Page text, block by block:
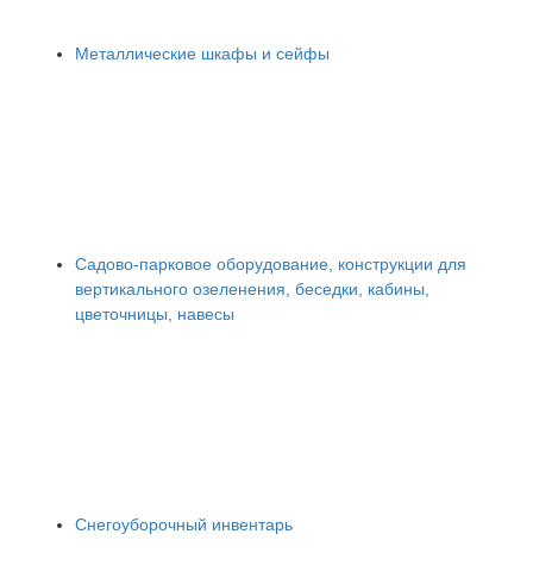
Металлические шкафы и сейфы
Садово-парковое оборудование, конструкции для
вертикального озеленения, беседки, кабины,
цветочницы, навесы
Снегоуборочный инвентарь